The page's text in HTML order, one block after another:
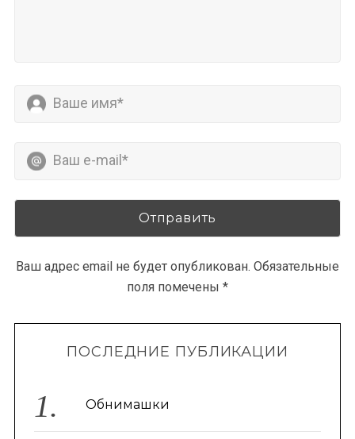
Ваш адрес email не будет опубликован. Обязательные
поля помечены *
ПОСЛЕДНИЕ ПУБЛИКАЦИИ
Обнимашки